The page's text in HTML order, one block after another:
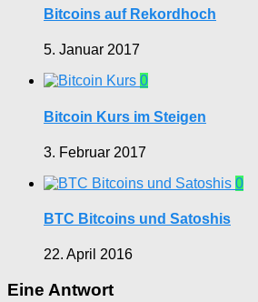
Bitcoins auf Rekordhoch
5. Januar 2017
0
Bitcoin Kurs im Steigen
3. Februar 2017
0
BTC Bitcoins und Satoshis
22. April 2016
Eine Antwort